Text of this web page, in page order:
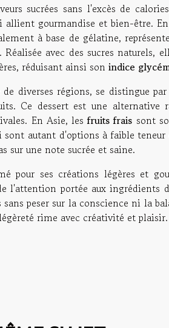
sucrées sans l'excès de
allient gourmandise et bien-être.
à base de gélatine,
avec des sucres naturels,
réduisant ainsi son indice
diverses régions, se distingue
Ce dessert est une alternative
En Asie, lesfruits frais sont
autant d'options à faible
sur une note sucrée et saine.
pour ses créations légères et
l'attention portée aux ingrédients
sans peser sur la conscience ni la
rime avec créativité et plaisir.